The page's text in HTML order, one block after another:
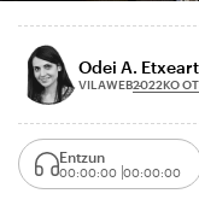
Odei A.
VILAWEB2022KO
Entzun
00:00:00 00:00:00